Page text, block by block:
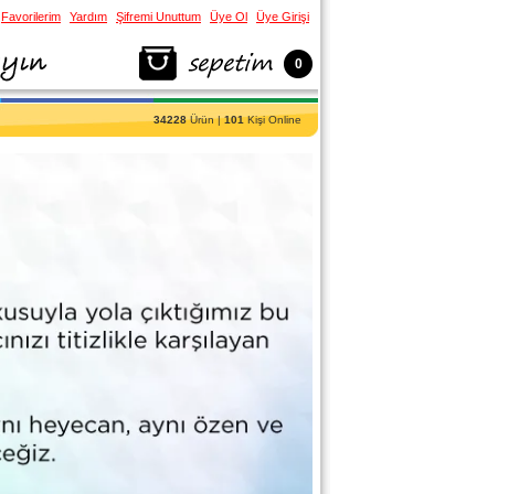
34228Ürün |101Kişi Online
Favorilerim Yardım Şifremi Unuttum Üye Ol Üye Girişi
0